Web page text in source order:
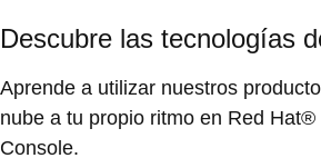
Descubre las tecnologías
Aprende a utilizar nuestros
nube a tu propio ritmo en Red Hat®
Console.